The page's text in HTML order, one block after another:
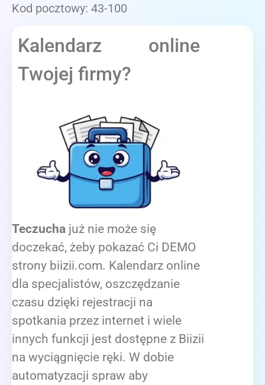
Kod pocztowy: 43-100
Kalendarz online
Twojej firmy?
Teczucha już nie może się
doczekać, żeby pokazać Ci DEMO
strony biizii.com. Kalendarz online
dla specjalistów, oszczędzanie
czasu dzięki rejestracji na
spotkania przez internet i wiele
innych funkcji jest dostępne z Biizii
na wyciągnięcie ręki. W dobie
automatyzacji spraw aby